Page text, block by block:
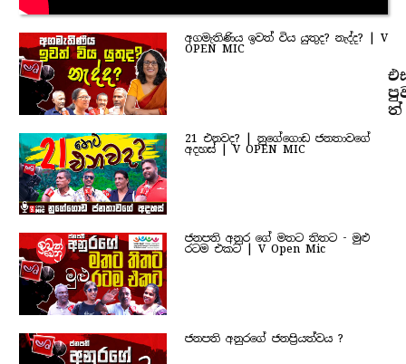
අගමැතිණිය ඉවත් විය යුතුද? නැද්ද? | V
OPEN MIC
21 එනවද? | නුගේගොඩ ජනතාවගේ
අදහස් | V OPEN MIC
ජනපති අනුර ගේ මතට තිතට - මුළු
රටම එකට | V Open Mic
ජනපති අනුරගේ ජනප්‍රියත්වය ?
ත්